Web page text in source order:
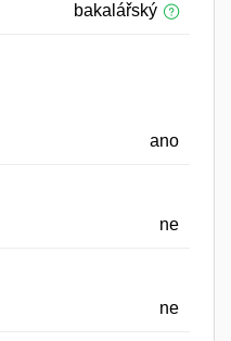
bakalářský
ano
ne
ne